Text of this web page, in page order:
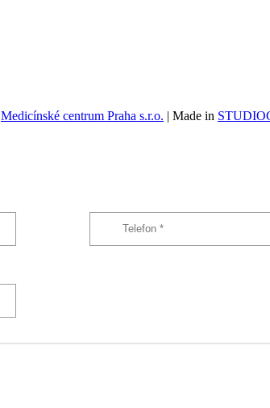
Medicínské centrum Praha s.r.o. | Made in